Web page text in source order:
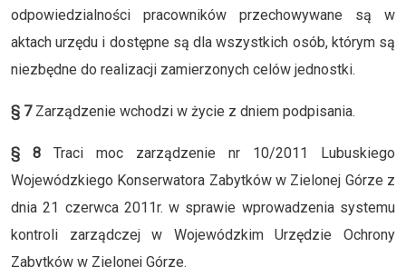
odpowiedzialności pracowników przechowywane są w
aktach urzędu i dostępne są dla wszystkich osób, którym są
niezbędne do realizacji zamierzonych celów jednostki.
§ 7Zarządzenie wchodzi w życie z dniem podpisania.
§ 8 Traci moc zarządzenie nr 10/2011 Lubuskiego
Wojewódzkiego Konserwatora Zabytków w Zielonej Górze z
dnia 21 czerwca 2011r. w sprawie wprowadzenia systemu
kontroli zarządczej w Wojewódzkim Urzędzie Ochrony
Zabytków w Zielonej Górze.